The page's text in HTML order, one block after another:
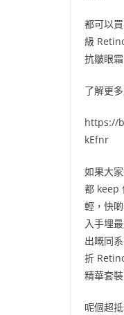
都可以
級
抗皺眼霜
了解更
https://
kEfnr
如果大
都 keep
輕，快
入手埋
出嘅同
折
精華套裝
呢個超